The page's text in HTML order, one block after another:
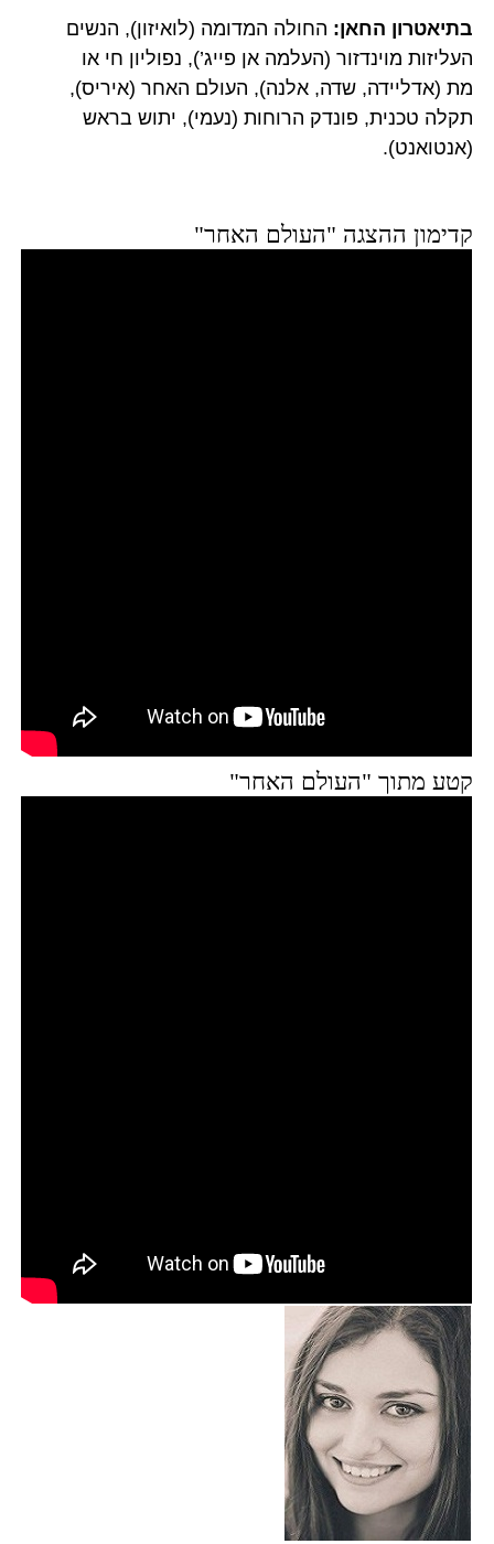
בתיאטרון החאן: החולה המדומה (לואיזון), הנשים
העליזות מוינדזור (העלמה אן פייג’), נפוליון חי או
מת (אדליידה, שדה, אלנה), העולם האחר (איריס),
תקלה טכנית, פונדק הרוחות (נעמי), יתוש בראש
(אנטואנט).
קדימון ההצגה "העולם האחר"
קטע מתוך "העולם האחר"